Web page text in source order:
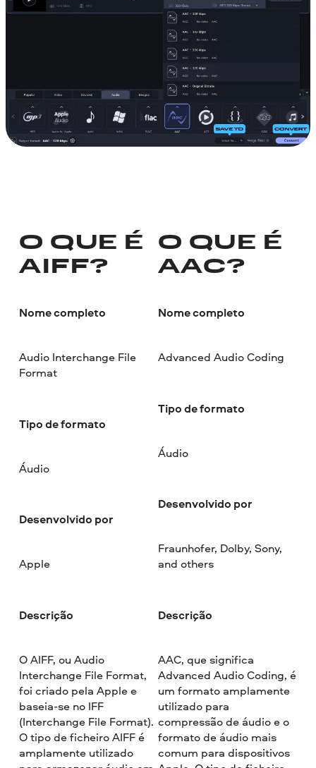
O QUE É
AIFF?
Nome completo
Audio Interchange File
Format
Tipo de formato
Áudio
Desenvolvido por
Apple
Descrição
O AIFF, ou Audio
Interchange File Format,
foi criado pela Apple e
baseia-se no IFF
(Interchange File Format).
O tipo de ficheiro AIFF é
amplamente utilizado
O QUE É
AAC?
Nome completo
Advanced Audio Coding
Tipo de formato
Áudio
Desenvolvido por
Fraunhofer, Dolby, Sony,
and others
Descrição
AAC, que significa
Advanced Audio Coding, é
um formato amplamente
utilizado para
compressão de áudio e o
formato de áudio mais
comum para dispositivos